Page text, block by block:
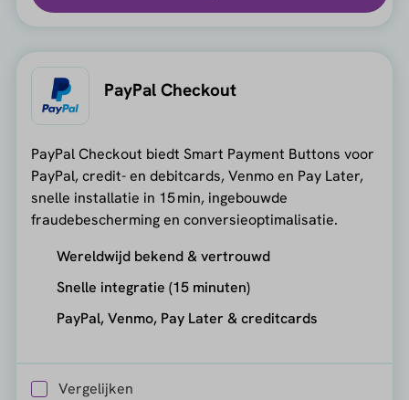
PayPal Checkout
PayPal Checkout biedt Smart Payment Buttons voor
PayPal, credit- en debitcards, Venmo en Pay Later,
snelle installatie in 15 min, ingebouwde
fraudebescherming en conversieoptimalisatie.
Wereldwijd bekend & vertrouwd
Snelle integratie (15 minuten)
PayPal, Venmo, Pay Later & creditcards
Vergelijken